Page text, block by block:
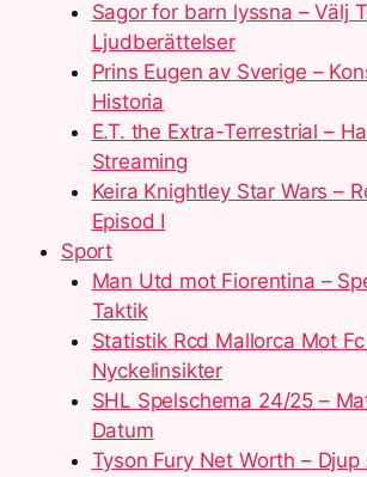
Sagor for barn lyssna – Välj
Ljudberättelser
Prins Eugen av Sverige –
Historia
E.T. the Extra-Terrestrial –
Streaming
Keira Knightley Star Wars –
Episod I
Sport
Man Utd mot Fiorentina –
Taktik
Statistik Rcd Mallorca Mot
Nyckelinsikter
SHL Spelschema 24/25 –
Datum
Tyson Fury Net Worth – Djup